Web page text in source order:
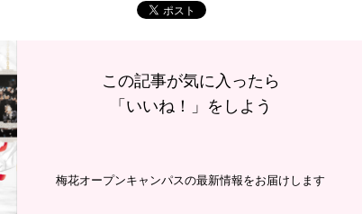
この記事が気に入ったら
「いいね！」をしよう
梅花オープンキャンパスの最新情報をお届けします